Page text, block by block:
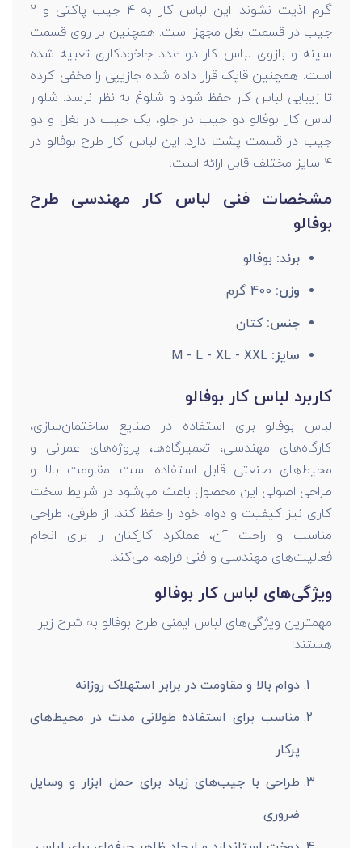
گرم اذیت نشوند. این لباس کار به 4 جیب پاکتی و 2
جیب در قسمت بغل مجهز است. همچنین بر روی قسمت
سینه و بازوی لباس کار دو عدد جاخودکاری تعبیه شده
است. همچنین قاپک قرار داده شده جازیپی را مخفی کرده
تا زیبایی لباس کار حفظ شود و شلوغ به نظر نرسد. شلوار
لباس کار بوفالو دو جیب در جلو، یک جیب در بغل و دو
جیب در قسمت پشت دارد. این لباس کار طرح بوفالو در
4 سایز مختلف قابل ارائه است.
مشخصات فنی لباس کار مهندسی طرح
بوفالو
برند: بوفالو
وزن:
جنس: کتان
سایز: M - L - XL - XXL
کاربرد لباس کار بوفالو
لباس بوفالو برای استفاده در صنایع ساختمان‌سازی،
کارگاه‌های مهندسی، تعمیرگاه‌ها، پروژه‌های عمرانی و
محیط‌های صنعتی قابل استفاده است. مقاومت بالا و
طراحی اصولی این محصول باعث می‌شود در شرایط سخت
کاری نیز کیفیت و دوام خود را حفظ کند. از طرفی، طراحی
مناسب و راحت آن، عملکرد کارکنان را برای انجام
فعالیت‌های مهندسی و فنی فراهم می‌کند.
ویژگی‌های لباس کار بوفالو
مهمترین ویژگی‌های لباس ایمنی طرح بوفالو به شرح زیر
هستند:
دوام بالا و مقاومت در برابر استهلاک روزانه
مناسب برای استفاده طولانی مدت در محیط‌های
پرکار
طراحی با جیب‌های زیاد برای حمل ابزار و وسایل
ضروری